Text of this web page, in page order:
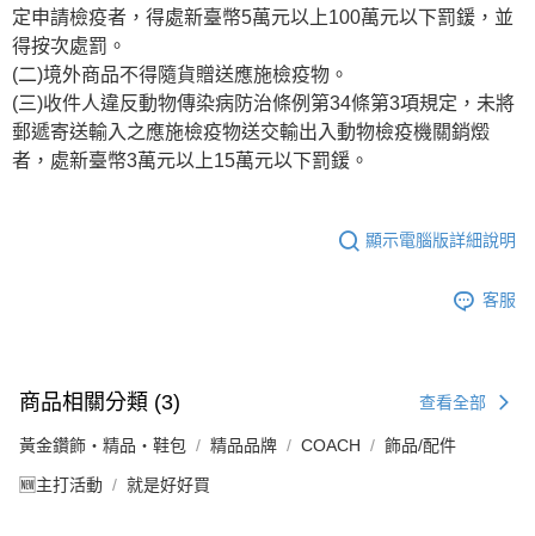
定申請檢疫者，得處新臺幣5萬元以上100萬元以下罰鍰，並
得按次處罰。
(二)境外商品不得隨貨贈送應施檢疫物。
(三)收件人違反動物傳染病防治條例第34條第3項規定，未將
郵遞寄送輸入之應施檢疫物送交輸出入動物檢疫機關銷燬
者，處新臺幣3萬元以上15萬元以下罰鍰。
顯示電腦版詳細說明
客服
商品相關分類 (3) 查看全部
黃金鑽飾・精品・鞋包 精品品牌 COACH 飾品/配件
🆕主打活動 就是好好買